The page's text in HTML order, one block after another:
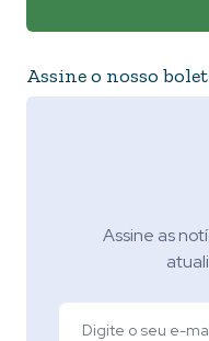
Assine o nosso
Assine as